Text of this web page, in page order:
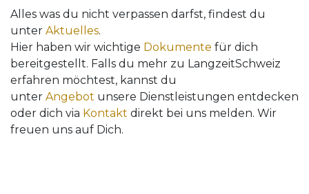
Alles was du nicht verpassen darfst, findest du
unter Aktuelles.
Hier haben wir wichtige Dokumente für dich
bereitgestellt. Falls du mehr zu LangzeitSchweiz
erfahren möchtest, kannst du
unter Angebot unsere Dienstleistungen entdecken
oder dich via Kontakt direkt bei uns melden. Wir
freuen uns auf Dich.